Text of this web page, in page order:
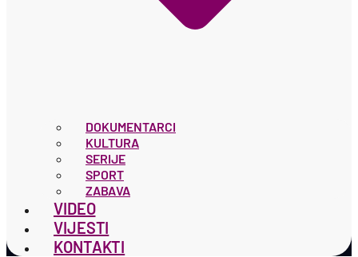
DOKUMENTARCI
KULTURA
SERIJE
SPORT
ZABAVA
VIDEO
VIJESTI
KONTAKTI